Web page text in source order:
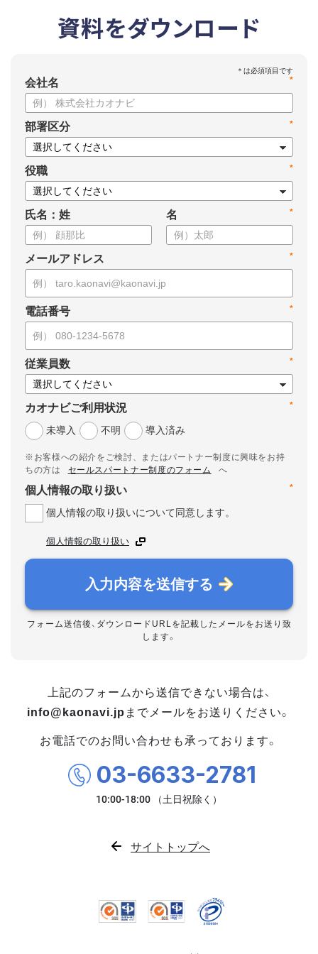
資料をダウンロード
*
会社名
*
部署区分
*
役職
氏名：姓 *
名
*
メールアドレス
*
電話番号
*
従業員数
*
カオナビご利用状況
未導入
不明 導入済み
※お客様への紹介をご検討、またはパートナー制度に興味をお持
ちの方は
セールスパートナー制度のフォーム
へ
*
個人情報の取り扱い
個人情報の取り扱いについて同意します。
個人情報の取り扱い
入力内容を送信する
フォーム送信後、ダウンロードURLを記載したメールをお送り致
します。
上記のフォームから送信できない場合は、
info@kaonavi.jp までメールをお送りください。
お電話でのお問い合わせも承っております。
03-6633-2781
サイトトップへ